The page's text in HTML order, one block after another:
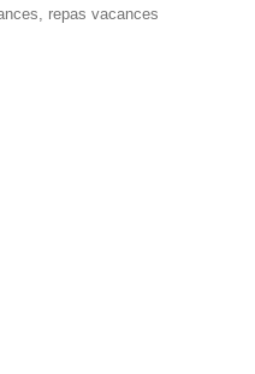
, repas vacances